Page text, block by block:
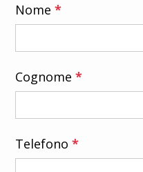
Nome*
Cognome*
Telefono*